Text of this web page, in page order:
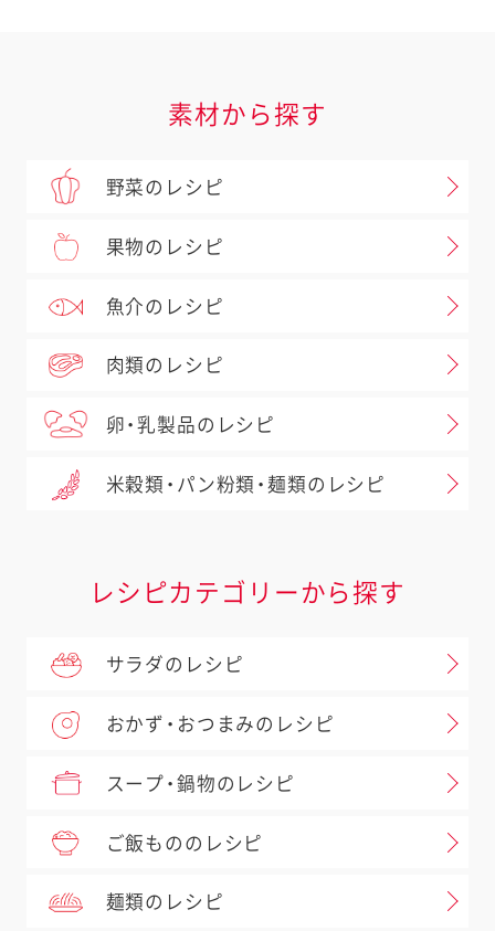
素材から探す
野菜のレシピ
果物のレシピ
魚介のレシピ
肉類のレシピ
卵・乳製品のレシピ
米穀類・パン粉類・麺類のレシピ
レシピカテゴリーから探す
サラダのレシピ
おかず・おつまみのレシピ
スープ・鍋物のレシピ
ご飯もののレシピ
麺類のレシピ